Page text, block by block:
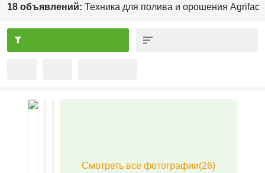
18 объявлений: Техника для полива и орошения Agrifac